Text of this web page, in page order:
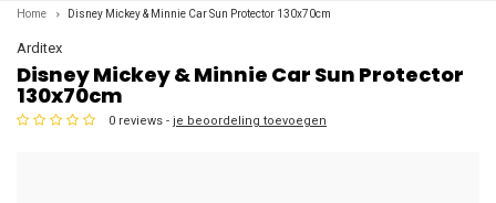
Home Disney Mickey & Minnie Car Sun Protector 130x70cm
Arditex
Disney Mickey & Minnie Car Sun Protector
130x70cm
0 reviews - je beoordeling toevoegen